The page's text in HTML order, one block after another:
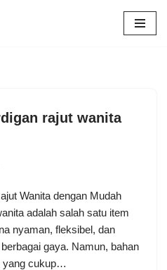
rajut wanita
Wanita dengan Mudah
adalah salah satu item
nyaman, fleksibel, dan
gaya. Namun, bahan
yang cukup…